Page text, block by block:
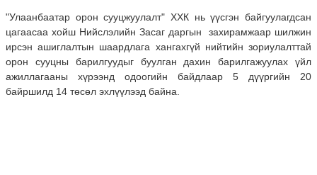
"Улаанбаатар орон сууцжуулалт" ХХК нь үүсгэн байгуулагдсан
цагаасаа хойш Нийслэлийн Засаг даргын захирамжаар шилжин
ирсэн ашиглалтын шаардлага хангахгүй нийтийн зориулалттай
орон сууцны барилгуудыг буулган дахин барилгажуулах үйл
ажиллагааны хүрээнд одоогийн байдлаар 5 дүүргийн 20
байршилд 14 төсөл эхлүүлээд байна.